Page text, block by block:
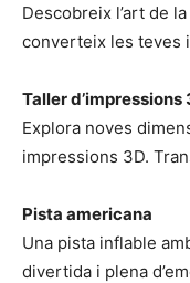
Descobreix l’art de
converteix les teves
Taller d’impressions
Explora noves
impressions 3D.
Pista americana
Una pista inflable
divertida i plena